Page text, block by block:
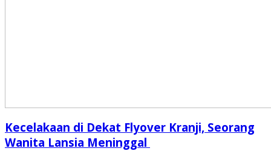
Kecelakaan di Dekat Flyover Kranji, Seorang
Wanita Lansia Meninggal